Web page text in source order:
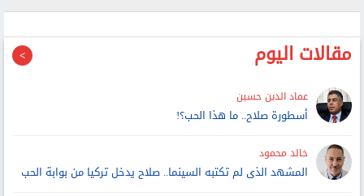
مقالات اليوم
عماد الدين حسين
أسطورة صلاح.. ما هذا الحب؟!
خالد محمود
المشهد الذى لم تكتبه السينما.. صلاح يدخل تركيا من بوابة الحب